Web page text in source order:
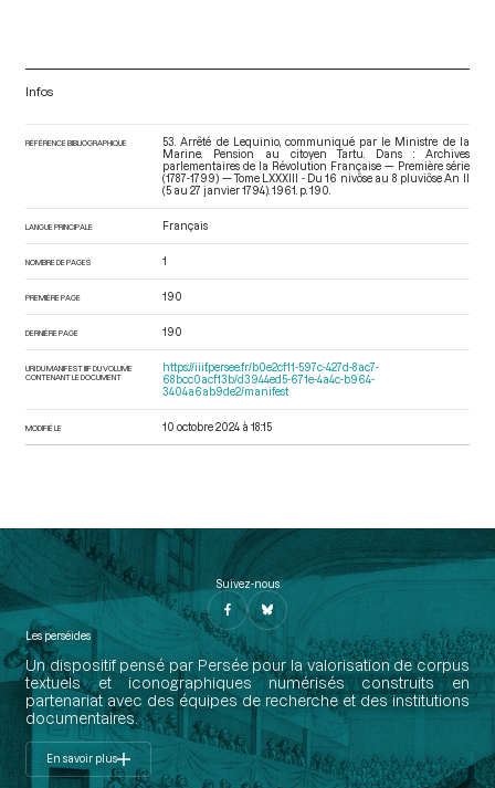
Infos
RÉFÉRENCE BIBLIOGRAPHIQUE
53. Arrêté de Lequinio, communiqué par le Ministre de la
Marine. Pension au citoyen Tartu. Dans : Archives
parlementaires de la Révolution Française — Première série
(1787-1799) — Tome LXXXIII - Du 16 nivôse au 8 pluviôse An II
(5 au 27 janvier 1794) . 1961. p. 190.
LANGUE PRINCIPALE Français
NOMBRE DE PAGES 1
PREMIÈRE PAGE 190
DERNIÈRE PAGE 190
URI DU MANIFEST IIIF DU VOLUME
CONTENANT LE DOCUMENT
https://iiif.persee.fr/b0e2cf11-597c-427d-8ac7-
68bcc0acf13b/d3944ed5-671e-4a4c-b964-
3404a6ab9de2/manifest
MODIFIÉ LE 10 octobre 2024 à 18:15
Suivez-nous
Les perséides
Un dispositif pensé par Persée pour la valorisation de corpus
textuels et iconographiques numérisés construits en
partenariat avec des équipes de recherche et des institutions
documentaires.
En savoir plus